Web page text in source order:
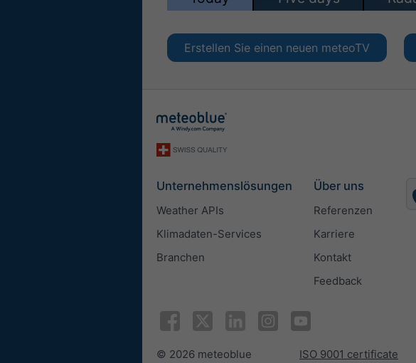
Erstellen Sie einen neuen meteoTV
Unternehmenslösungen
Weather APIs
Klimadaten-Services
Branchen
Über uns
Referenzen
Karriere
Kontakt
Feedback
© 2026 meteoblue ISO 9001 certificate